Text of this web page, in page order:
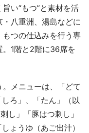
い“もつ”と素材を活
八重洲、湯島などに
もつの仕込みを行う専
1階と2階に36席を
メニューは、「どて
ろ」、「たん」（以
し」「豚はつ刺し」
ょうゆ（あご出汁）